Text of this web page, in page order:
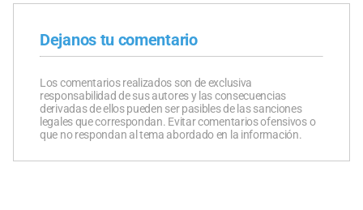
Dejanos tu comentario
Los comentarios realizados son de exclusiva
responsabilidad de sus autores y las consecuencias
derivadas de ellos pueden ser pasibles de las sanciones
legales que correspondan. Evitar comentarios ofensivos o
que no respondan al tema abordado en la información.